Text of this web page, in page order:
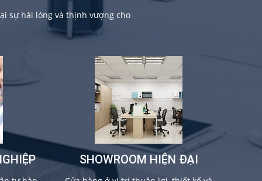
sự hài lòng và thịnh vượng cho
SHOWROOM HIỆN ĐẠI